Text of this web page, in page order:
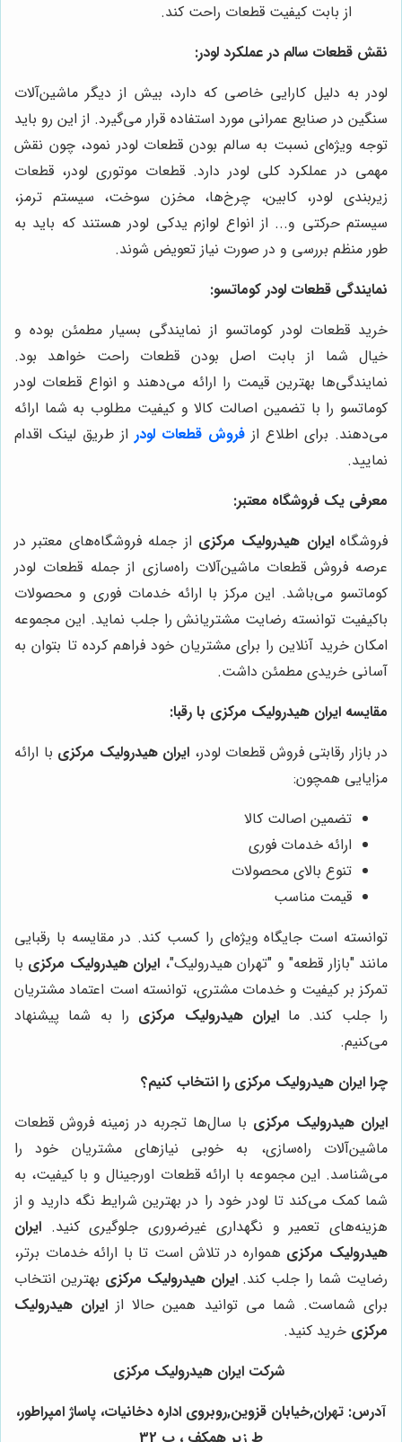
از بابت کیفیت قطعات راحت کند.
نقش قطعات سالم در عملکرد لودر:
لودر به دلیل کارایی خاصی که دارد، بیش از دیگر ماشین‌آلات
سنگین در صنایع عمرانی مورد استفاده قرار می‌گیرد. از این رو باید
توجه ویژه‌ای نسبت به سالم بودن قطعات لودر نمود، چون نقش
مهمی در عملکرد کلی لودر دارد. قطعات موتوری لودر، قطعات
زیربندی لودر، کابین، چرخ‌ها، مخزن سوخت، سیستم ترمز،
سیستم حرکتی و... از انواع لوازم یدکی لودر هستند که باید به
طور منظم بررسی و در صورت نیاز تعویض شوند.
نمایندگی قطعات لودر کوماتسو:
خرید قطعات لودر کوماتسو از نمایندگی بسیار مطمئن بوده و
خیال شما از بابت اصل بودن قطعات راحت خواهد بود.
نمایندگی‌ها بهترین قیمت را ارائه می‌دهند و انواع قطعات لودر
کوماتسو را با تضمین اصالت کالا و کیفیت مطلوب به شما ارائه
می‌دهند. برای اطلاع از فروش قطعات لودر از طریق لینک اقدام
نمایید.
معرفی یک فروشگاه معتبر:
فروشگاهایران هیدرولیک مرکزی از جمله فروشگاه‌های معتبر در
عرصه فروش قطعات ماشین‌آلات راه‌سازی از جمله قطعات لودر
کوماتسو می‌باشد. این مرکز با ارائه خدمات فوری و محصولات
باکیفیت توانسته رضایت مشتریانش را جلب نماید. این مجموعه
امکان خرید آنلاین را برای مشتریان خود فراهم کرده تا بتوان به
آسانی خریدی مطمئن داشت.
مقایسه ایران هیدرولیک مرکزی با رقبا:
در بازار رقابتی فروش قطعات لودر، ایران هیدرولیک مرکزی با ارائه
مزایایی همچون:
تضمین اصالت کالا
ارائه خدمات فوری
تنوع بالای محصولات
قیمت مناسب
توانسته است جایگاه ویژه‌ای را کسب کند. در مقایسه با رقبایی
مانند "بازار قطعه" و "تهران هیدرولیک"، ایران هیدرولیک مرکزی با
تمرکز بر کیفیت و خدمات مشتری، توانسته است اعتماد مشتریان
را جلب کند. ماایران هیدرولیک مرکزی را به شما پیشنهاد
می‌کنیم.
چرا ایران هیدرولیک مرکزی را انتخاب کنیم؟
ایران هیدرولیک مرکزی با سال‌ها تجربه در زمینه فروش قطعات
ماشین‌آلات راه‌سازی، به خوبی نیازهای مشتریان خود را
می‌شناسد. این مجموعه با ارائه قطعات اورجینال و با کیفیت، به
شما کمک می‌کند تا لودر خود را در بهترین شرایط نگه دارید و از
هزینه‌های تعمیر و نگهداری غیرضروری جلوگیری کنید. ایران
هیدرولیک مرکزی همواره در تلاش است تا با ارائه خدمات برتر،
رضایت شما را جلب کند.ایران هیدرولیک مرکزی بهترین انتخاب
برای شماست. شما می توانید همین حالا از ایران هیدرولیک
مرکزی خرید کنید.
شرکت ایران هیدرولیک مرکزی
آدرس: تهران,خیابان قزوین,روبروی اداره دخانیات، پاساژ امپراطور،